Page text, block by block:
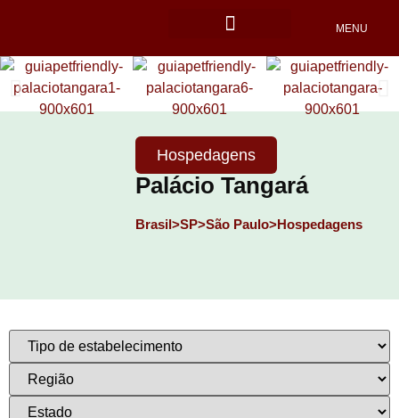
MENU
Hospedagens
Palácio Tangará
Brasil>SP>São Paulo>Hospedagens